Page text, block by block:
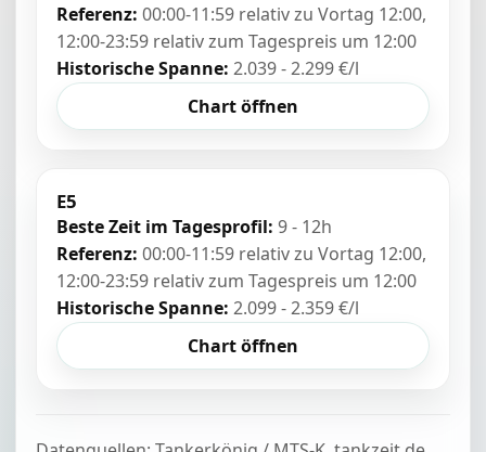
Referenz: 00:00-11:59 relativ zu Vortag 12:00,
12:00-23:59 relativ zum Tagespreis um 12:00
Historische Spanne: 2.039 - 2.299 €/l
Chart öffnen
E5
Beste Zeit im Tagesprofil: 9 - 12h
Referenz: 00:00-11:59 relativ zu Vortag 12:00,
12:00-23:59 relativ zum Tagespreis um 12:00
Historische Spanne: 2.099 - 2.359 €/l
Chart öffnen